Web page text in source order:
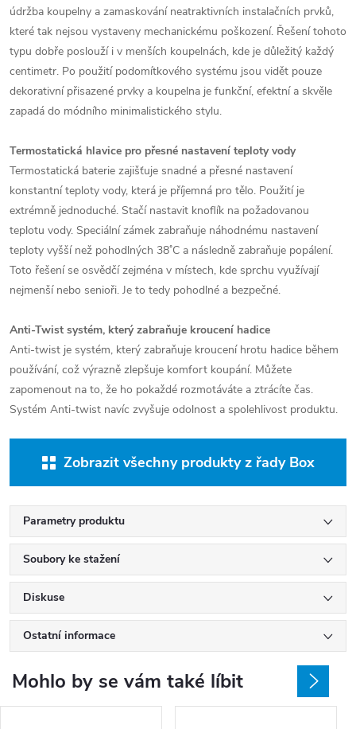
údržba koupelny a zamaskování neatraktivních instalačních prvků,
které tak nejsou vystaveny mechanickému poškození. Řešení tohoto
typu dobře poslouží i v menších koupelnách, kde je důležitý každý
centimetr. Po použití podomítkového systému jsou vidět pouze
dekorativní přisazené prvky a koupelna je funkční, efektní a skvěle
zapadá do módního minimalistického stylu.
Termostatická hlavice pro přesné nastavení teploty vody
Termostatická baterie zajišťuje snadné a přesné nastavení
konstantní teploty vody, která je příjemná pro tělo. Použití je
extrémně jednoduché. Stačí nastavit knoflík na požadovanou
teplotu vody. Speciální zámek zabraňuje náhodnému nastavení
teploty vyšší než pohodlných 38˚C a následně zabraňuje popálení.
Toto řešení se osvědčí zejména v místech, kde sprchu využívají
nejmenší nebo senioři. Je to tedy pohodlné a bezpečné.
Anti-Twist systém, který zabraňuje kroucení hadice
Anti-twist je systém, který zabraňuje kroucení hrotu hadice během
používání, což výrazně zlepšuje komfort koupání. Můžete
zapomenout na to, že ho pokaždé rozmotáváte a ztrácíte čas.
Systém Anti-twist navíc zvyšuje odolnost a spolehlivost produktu.
Zobrazit všechny produkty z řady Box
Parametry produktu
Soubory ke stažení
Diskuse
Ostatní informace
Mohlo by se vám také líbit